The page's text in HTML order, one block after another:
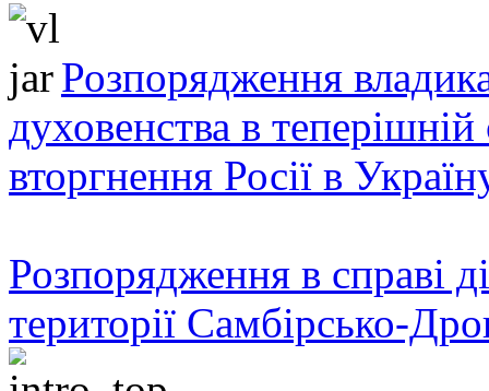
Розпорядження
духовенства в теперішній
вторгнення Росії в
Розпорядження в справі
території Самбірсько-